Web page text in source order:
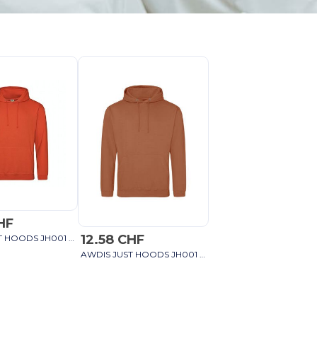
AWDIS JUST HOODS JH001 - Unisex Kapuzenpullover für Stil und Komfort himmelblau 12.58 CHF